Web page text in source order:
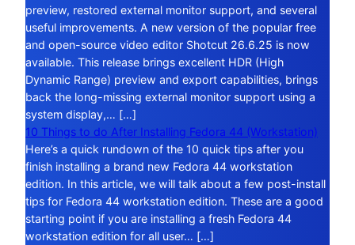
preview, restored external monitor support, and several
useful improvements. A new version of the popular free
and open-source video editor Shotcut 26.6.25 is now
available. This release brings excellent HDR (High
Dynamic Range) preview and export capabilities, brings
back the long-missing external monitor support using a
system display,… […]
10 Things to do After Installing Fedora 44 (Workstation)
Here’s a quick rundown of the 10 quick tips after you
finish installing a brand new Fedora 44 workstation
edition. In this article, we will talk about a few post-install
tips for Fedora 44 workstation edition. These are a good
starting point if you are installing a fresh Fedora 44
workstation edition for all user… […]